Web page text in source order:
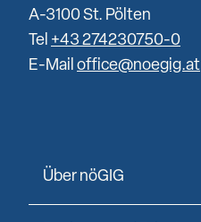
A-3100 St. Pölten
Tel +43 274230750-0
E-Mail office@noegig.at
Über nöGIG